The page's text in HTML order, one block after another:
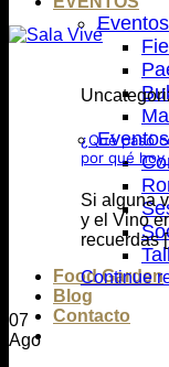
Food Garden
Blog
Contacto
¿Qué pasó
por qué hoy
Si alguna
y el Vino
recuerdas
Continue
07
Ago